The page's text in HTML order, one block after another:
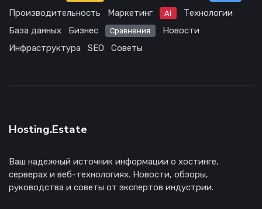
Производительность Маркетинг AI
Технологии
База данных
Бизнес Сравнения
Новости
Инфраструктура
SEO Советы
Hosting.Estate
Ваш надежный источник информации о хостинге,
серверах и веб-технологиях. Новости, обзоры,
руководства и советы от экспертов индустрии.